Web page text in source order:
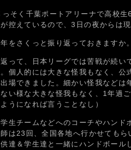
そく千葉ポートアリーナで高校
控えているので、3日の夜からは
をさくっと振り返っておきますか
って、日本リーグでは苦戦が続い
個人的には大きな怪我もなく、公
場できました。細かい怪我などは
い様な大きな怪我もなく、1年過
うになれば言うことなし）
生チームなどへのコーチやハン
は23回、全国各地へ行かせても
達＆学生達と一緒にハンドボール